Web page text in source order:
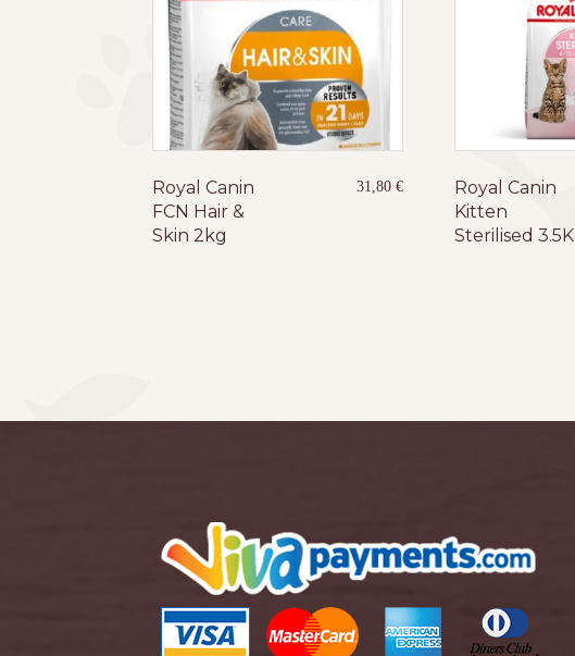
Royal Canin
FCN Hair &
Skin 2kg
31,80€
Royal Canin
Kitten
Sterilised